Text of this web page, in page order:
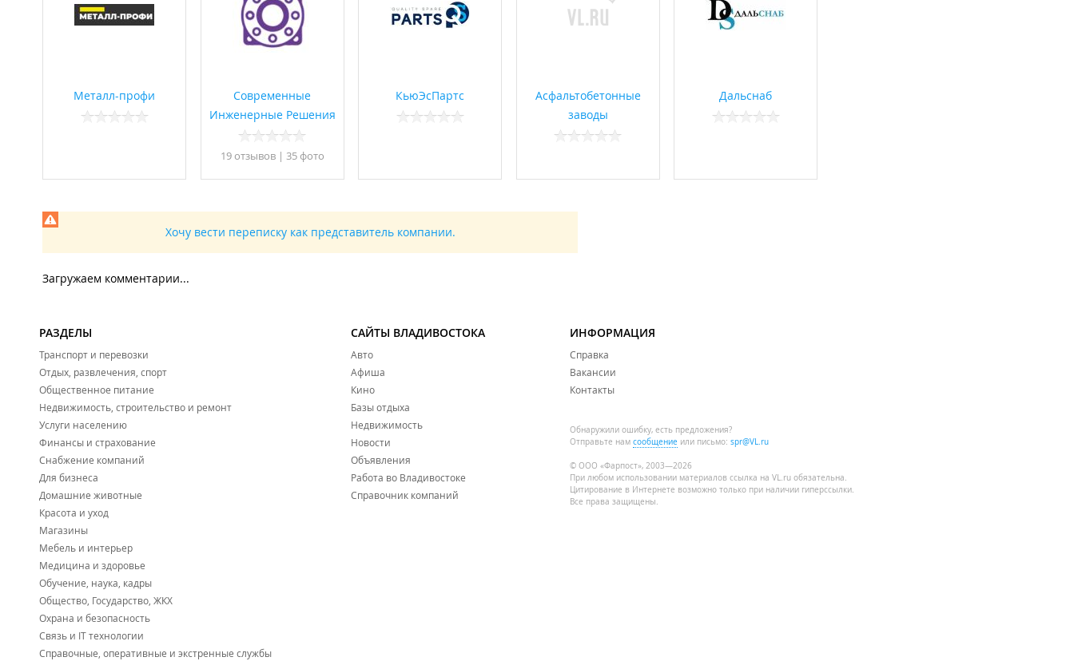
Металл-профи
Современные
Инженерные Решения
19 отзывов| 35 фото
КьюЭсПартс
Асфальтобетонные
заводы
Дальснаб
Хочу вести переписку как представитель компании.
Загружаем комментарии...
РАЗДЕЛЫ
Транспорт и перевозки
Отдых, развлечения, спорт
Общественное питание
Недвижимость, строительство и ремонт
Услуги населению
Финансы и страхование
Снабжение компаний
Для бизнеса
Домашние животные
Красота и уход
Магазины
Мебель и интерьер
Медицина и здоровье
Обучение, наука, кадры
Общество, Государство, ЖКХ
Охрана и безопасность
Связь и IT технологии
Справочные, оперативные и экстренные службы
САЙТЫ ВЛАДИВОСТОКА
Авто
Афиша
Кино
Базы отдыха
Недвижимость
Новости
Объявления
Работа во Владивостоке
Справочник компаний
ИНФОРМАЦИЯ
Справка
Вакансии
Контакты
Обнаружили ошибку, есть предложения?
Отправьте нам сообщение или письмо: spr@VL.ru
© ООО «Фарпост», 2003—2026
При любом использовании материалов ссылка на VL.ru обязательна.
Цитирование в Интернете возможно только при наличии гиперссылки.
Все права защищены.